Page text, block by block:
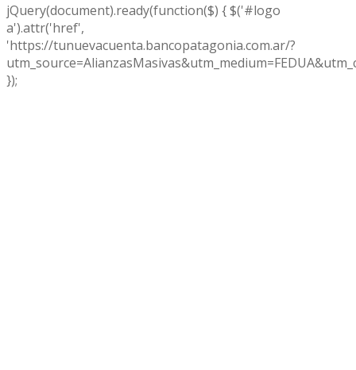
jQuery(document).ready(function($) { $('#logo
a').attr('href',
'https://tunuevacuenta.bancopatagonia.com.ar/?
});